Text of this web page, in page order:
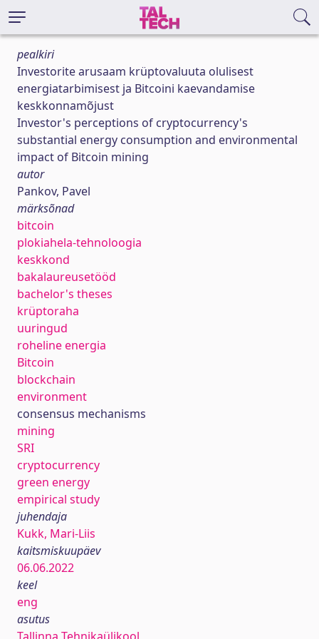
pealkiri
Investorite arusaam krüptovaluuta olulisest
energiatarbimisest ja Bitcoini kaevandamise
keskkonnamõjust
Investor's perceptions of cryptocurrency's
substantial energy consumption and environmental
impact of Bitcoin mining
autor
Pankov, Pavel
märksõnad
bitcoin
plokiahela-tehnoloogia
keskkond
bakalaureusetööd
bachelor's theses
krüptoraha
uuringud
roheline energia
Bitcoin
blockchain
environment
consensus mechanisms
mining
SRI
cryptocurrency
green energy
empirical study
juhendaja
Kukk, Mari-Liis
kaitsmiskuupäev
06.06.2022
keel
eng
asutus